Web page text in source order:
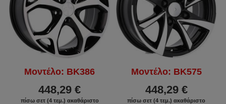
Μοντέλο: BK386
448,29 €
πίσω σετ (4 τεμ.) ακαθάριστο
Μοντέλο: BK575
448,29 €
πίσω σετ (4 τεμ.) ακαθάριστο